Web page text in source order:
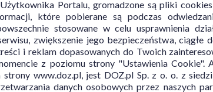
6,24 zł
+ 1 za 1 grosz
Portalu, gromadzone są pliki
które pobierane są podczas
stosowane w celu usprawnienia
zwiększenie jego bezpieczeństwa, ciągłe
i reklam dopasowanych do Twoich
z poziomu strony "Ustawienia Cookie".
www.doz.pl, jest DOZ.pl Sp. z o. o. z
danych osobowych przez naszych